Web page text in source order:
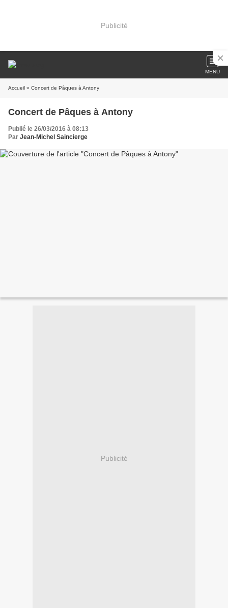
Publicité
MENU
Accueil » Concert de Pâques à Antony
Concert de Pâques à Antony
Publié le 26/03/2016 à 08:13
Par Jean-Michel Saincierge
Publicité